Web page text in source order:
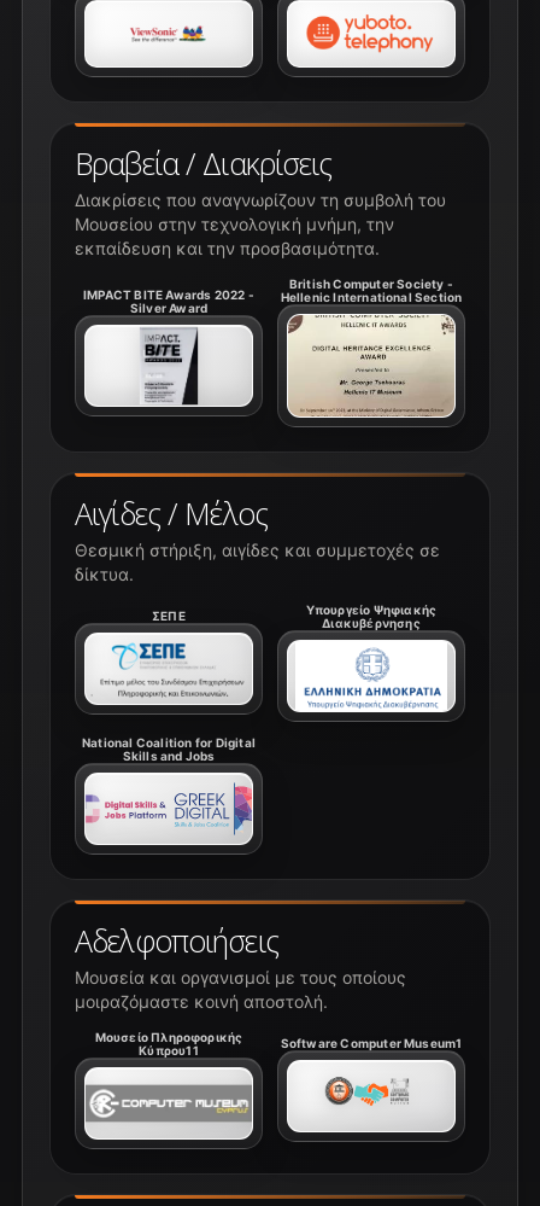
Αδελφοποιήσεις
Μουσεία και οργανισμοί με τους οποίους
μοιραζόμαστε κοινή αποστολή.
Μουσείο Πληροφορικής
Κύπρου11
Software Computer Museum1
Αιγίδες / Μέλος
Θεσμική στήριξη, αιγίδες και συμμετοχές σε
δίκτυα.
ΣΕΠΕ
Υπουργείο Ψηφιακής
Διακυβέρνησης
National Coalition for Digital
Skills and Jobs
Βραβεία / Διακρίσεις
Διακρίσεις που αναγνωρίζουν τη συμβολή του
Μουσείου στην τεχνολογική μνήμη, την
εκπαίδευση και την προσβασιμότητα.
IMPACT BITE Awards 2022 -
Silver Award
British Computer Society -
Hellenic International Section